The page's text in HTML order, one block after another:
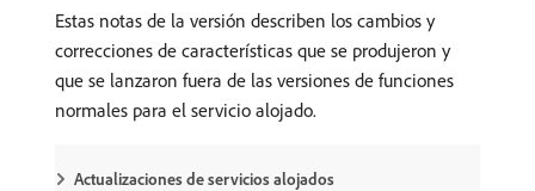
Estas notas de la versión describen los cambios y
correcciones de características que se produjeron y
que se lanzaron fuera de las versiones de funciones
normales para el servicio alojado.
Actualizaciones de servicios alojados